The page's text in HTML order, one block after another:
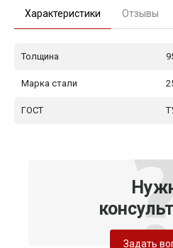
Характеристики Отзывы
Толщина
Марка стали
ГОСТ
Задать